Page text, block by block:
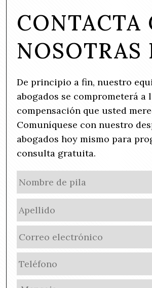
CONTACTA
NOSOTRAS
De principio a fin, nuestro
abogados se comprometerá a
compensación que usted
Comuníquese con nuestro
abogados hoy mismo para
consulta gratuita.
a
m
e
(
R
e
u
i
E
m
a
i
l
P
h
oU